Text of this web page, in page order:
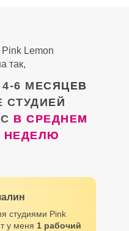
6 МЕСЯЦЕВ
СТУДИЕЙ
В СРЕДНЕМ
НЕДЕЛЮ
Lemon
так,
студиями Pink
у меня 1 рабочий